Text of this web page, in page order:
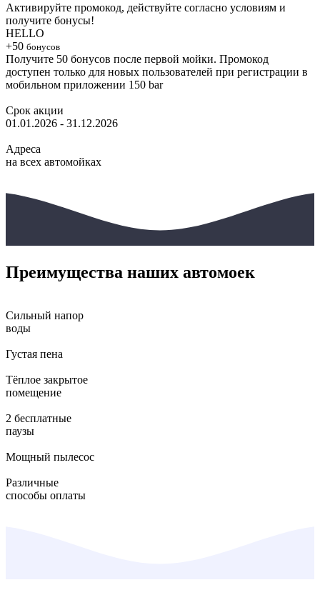
Активируйте промокод, действуйте согласно условиям и
получите бонусы!
HELLO
+50 бонусов
Получите 50 бонусов после первой мойки. Промокод
доступен только для новых пользователей при регистрации в
мобильном приложении 150 bar
Срок акции
01.01.2026 - 31.12.2026
Адреса
на всех автомойках
Преимущества наших автомоек
Сильный напор
воды
Густая пена
Тёплое закрытое
помещение
2 бесплатные
паузы
Мощный пылесос
Различные
способы оплаты